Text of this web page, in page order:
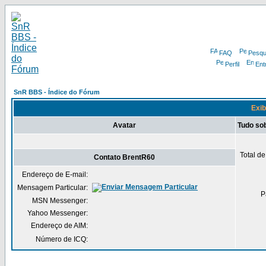
FAQ
Perfil
SnR BBS - Índice do Fórum
Avatar Tudo
Total
Contato BrentR60
Endereço de E-mail:
Mensagem Particular:
MSN Messenger:
Yahoo Messenger:
Endereço de AIM:
Número de ICQ: